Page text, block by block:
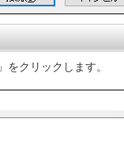
」をクリックします。